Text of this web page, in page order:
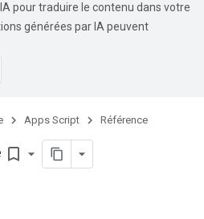
pour traduire le contenu dans votre
générées par IA peuvent
Apps Script Référence
bookmark_border